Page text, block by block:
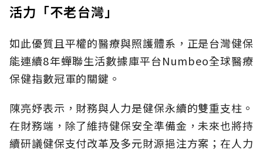
活力「不老台灣」
如此優質且平權的醫療與照護體系，正是台灣健保
能連續8年蟬聯生活數據庫平台Numbeo全球醫療
保健指數冠軍的關鍵。
陳亮妤表示，財務與人力是健保永續的雙重支柱。
在財務端，除了維持健保安全準備金，未來也將持
續研議健保支付改革及多元財源挹注方案；在人力